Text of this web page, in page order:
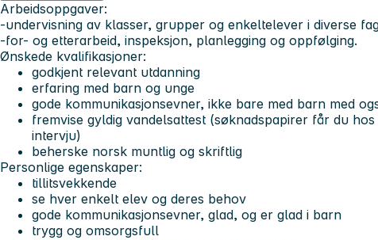
Arbeidsoppgaver:
-undervisning av klasser, grupper og enkeltelever i diverse
-for- og etterarbeid, inspeksjon, planlegging og oppfølging.
Ønskede kvalifikasjoner:
godkjent relevant utdanning
erfaring med barn og unge
gode kommunikasjonsevner, ikke bare med barn med
fremvise gyldig vandelsattest (søknadspapirer får du
intervju)
beherske norsk muntlig og skriftlig
Personlige egenskaper:
tillitsvekkende
se hver enkelt elev og deres behov
gode kommunikasjonsevner, glad, og er glad i barn
trygg og omsorgsfull